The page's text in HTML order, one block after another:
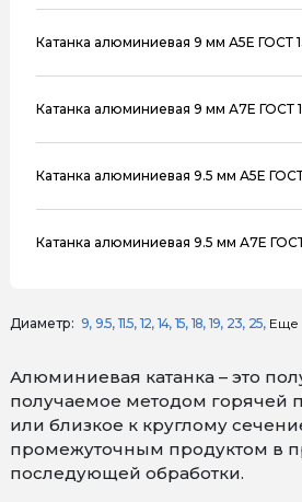
Катанка алюминиевая 9 мм А5Е ГОСТ
Катанка алюминиевая 9 мм А7Е ГОСТ
Катанка алюминиевая 9.5 мм А5Е
Катанка алюминиевая 9.5 мм А7Е
Диаметр: 9 9.5 11.5 12 14 15 18 19 23 25 Еще
Алюминиевая катанка – это
получаемое методом горячей
или близкое к круглому
промежуточным продуктом в
последующей обработки.